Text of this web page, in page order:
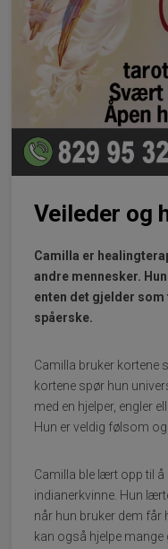
Veileder og
Camilla er
andre mennesker.
enten det gjelder
spåerske.
Camilla bruker kortene
kortene spør hun
med en hjelper, engler
Hun er veldig følsom og
Camilla ble lært opp til
indianerkvinne. Hun
når hun bruker dem får
kan også hjelpe